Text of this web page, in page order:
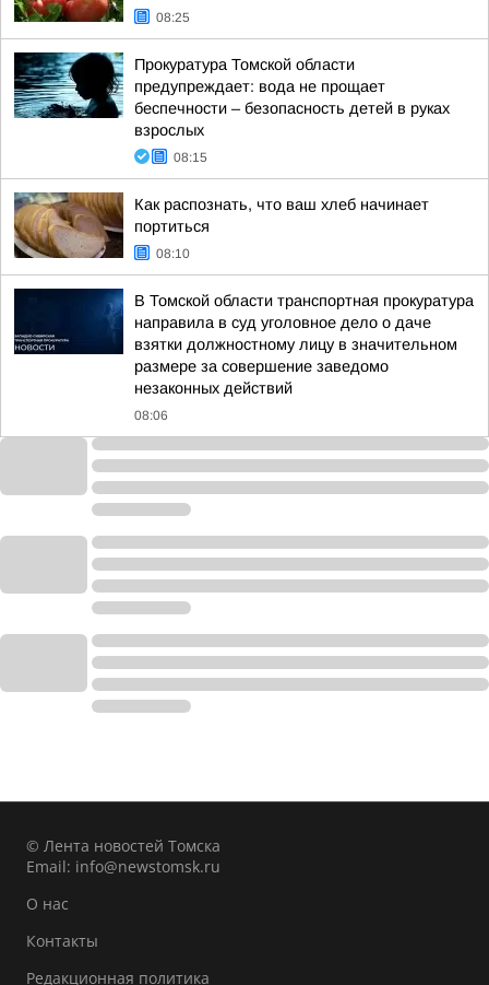
08:25
Прокуратура Томской области
предупреждает: вода не прощает
беспечности – безопасность детей в руках
взрослых
08:15
Как распознать, что ваш хлеб начинает
портиться
08:10
В Томской области транспортная прокуратура
направила в суд уголовное дело о даче
взятки должностному лицу в значительном
размере за совершение заведомо
незаконных действий
08:06
© Лента новостей Томска
Email: info@newstomsk.ru
О нас
Контакты
Редакционная политика